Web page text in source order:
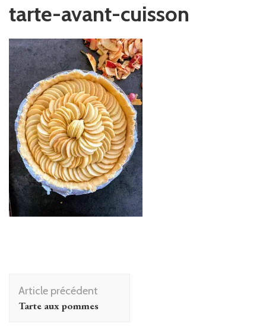
tarte-avant-cuisson
Navigation
d'article
Article précédent
Tarte aux pommes